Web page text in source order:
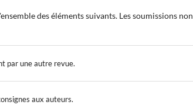
des éléments suivants. Les soumissions non
par une autre revue.
aux auteurs.